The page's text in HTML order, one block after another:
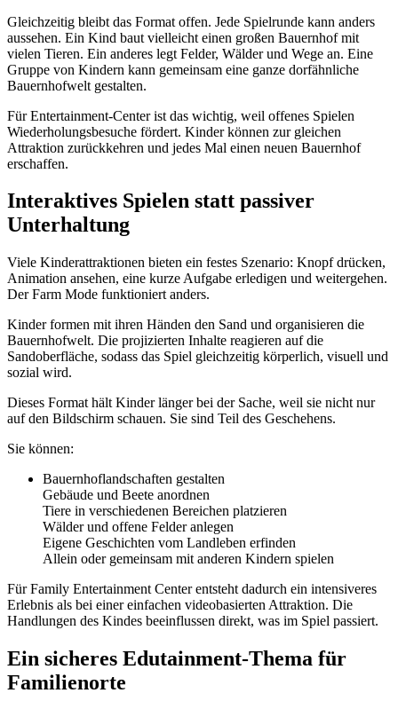
Gleichzeitig bleibt das Format offen. Jede Spielrunde kann anders
aussehen. Ein Kind baut vielleicht einen großen Bauernhof mit
vielen Tieren. Ein anderes legt Felder, Wälder und Wege an. Eine
Gruppe von Kindern kann gemeinsam eine ganze dorfähnliche
Bauernhofwelt gestalten.
Für Entertainment-Center ist das wichtig, weil offenes Spielen
Wiederholungsbesuche fördert. Kinder können zur gleichen
Attraktion zurückkehren und jedes Mal einen neuen Bauernhof
erschaffen.
Interaktives Spielen statt passiver
Unterhaltung
Viele Kinderattraktionen bieten ein festes Szenario: Knopf drücken,
Animation ansehen, eine kurze Aufgabe erledigen und weitergehen.
Der Farm Mode funktioniert anders.
Kinder formen mit ihren Händen den Sand und organisieren die
Bauernhofwelt. Die projizierten Inhalte reagieren auf die
Sandoberfläche, sodass das Spiel gleichzeitig körperlich, visuell und
sozial wird.
Dieses Format hält Kinder länger bei der Sache, weil sie nicht nur
auf den Bildschirm schauen. Sie sind Teil des Geschehens.
Sie können:
Bauernhoflandschaften gestalten
Gebäude und Beete anordnen
Tiere in verschiedenen Bereichen platzieren
Wälder und offene Felder anlegen
Eigene Geschichten vom Landleben erfinden
Allein oder gemeinsam mit anderen Kindern spielen
Für Family Entertainment Center entsteht dadurch ein intensiveres
Erlebnis als bei einer einfachen videobasierten Attraktion. Die
Handlungen des Kindes beeinflussen direkt, was im Spiel passiert.
Ein sicheres Edutainment-Thema für
Familienorte